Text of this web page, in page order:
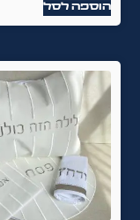
הוספה לסל